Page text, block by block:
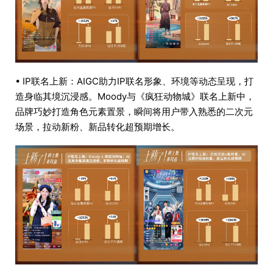
• IP联名上新：AIGC助力IP联名形象、环境等动态呈现，打
造身临其境沉浸感。Moody与《疯狂动物城》联名上新中，
品牌巧妙打造角色元素置景，瞬间将用户带入熟悉的二次元
场景，拉动新粉、新品转化超预期增长。